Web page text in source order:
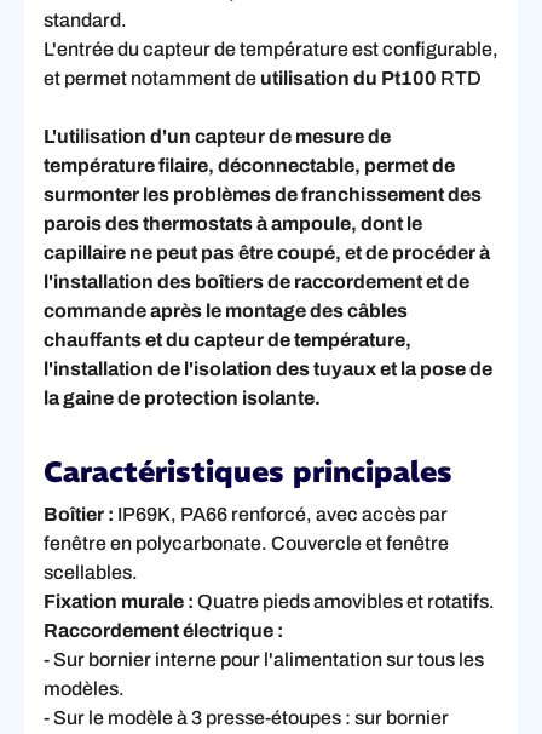
standard.
L'entrée du capteur de température est configurable,
et permet notamment de utilisation du Pt100 RTD
L'utilisation d'un capteur de mesure de
température filaire, déconnectable, permet de
surmonter les problèmes de franchissement des
parois des thermostats à ampoule, dont le
capillaire ne peut pas être coupé, et de procéder à
l'installation des boîtiers de raccordement et de
commande après le montage des câbles
chauffants et du capteur de température,
l'installation de l'isolation des tuyaux et la pose de
la gaine de protection isolante.
Caractéristiques principales
Boîtier : IP69K, PA66 renforcé, avec accès par
fenêtre en polycarbonate. Couvercle et fenêtre
scellables.
Fixation murale : Quatre pieds amovibles et rotatifs.
Raccordement électrique :
- Sur bornier interne pour l'alimentation sur tous les
modèles.
- Sur le modèle à 3 presse-étoupes : sur bornier